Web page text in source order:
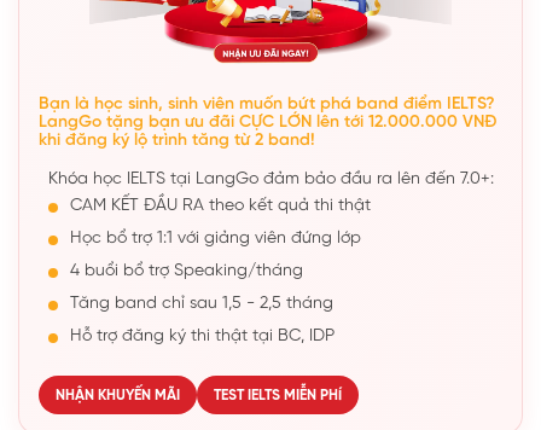
Bạn là học sinh, sinh viên muốn bứt phá band điểm IELTS?
LangGo tặng bạn ưu đãi CỰC LỚN lên tới 12.000.000 VNĐ
khi đăng ký lộ trình tăng từ 2 band!
Khóa học IELTS tại LangGo đảm bảo đầu ra lên đến 7.0+:
CAM KẾT ĐẦU RA theo kết quả thi thật
Học bổ trợ 1:1 với giảng viên đứng lớp
4 buổi bổ trợ Speaking/tháng
Tăng band chỉ sau 1,5 - 2,5 tháng
Hỗ trợ đăng ký thi thật tại BC, IDP
NHẬN KHUYẾN MÃI TEST IELTS MIỄN PHÍ